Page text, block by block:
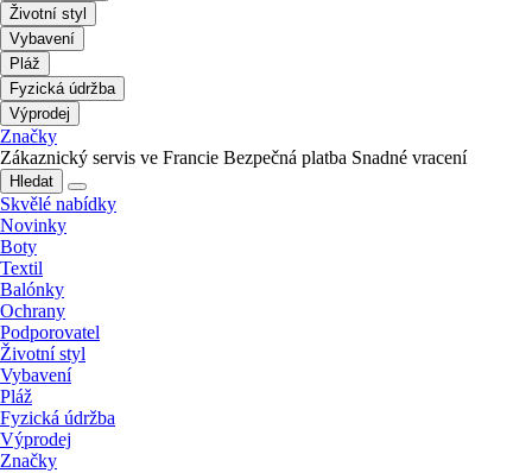
Životní styl
Vybavení
Pláž
Fyzická údržba
Výprodej
Značky
Zákaznický servis ve Francie Bezpečná platba Snadné vracení
Hledat
Skvělé nabídky
Novinky
Boty
Textil
Balónky
Ochrany
Podporovatel
Životní styl
Vybavení
Pláž
Fyzická údržba
Výprodej
Značky